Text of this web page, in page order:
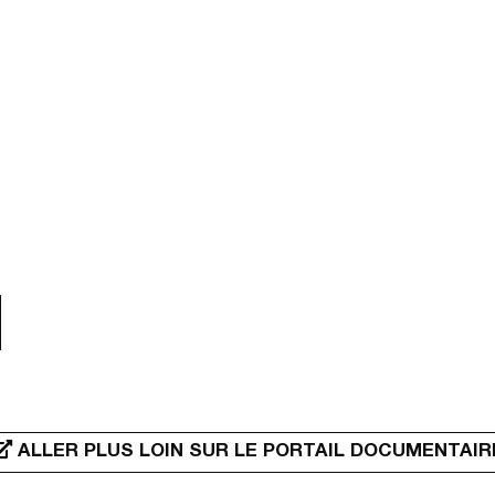
ALLER PLUS LOIN SUR LE PORTAIL